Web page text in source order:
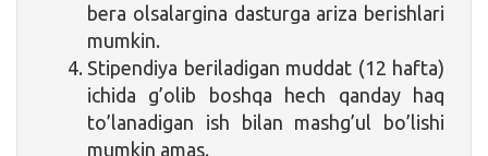
bera olsalargina dasturga ariza berishlari
mumkin.
Stipendiya beriladigan muddat (12 hafta)
ichida g’olib boshqa hech qanday haq
to’lanadigan ish bilan mashg’ul bo’lishi
mumkin amas.